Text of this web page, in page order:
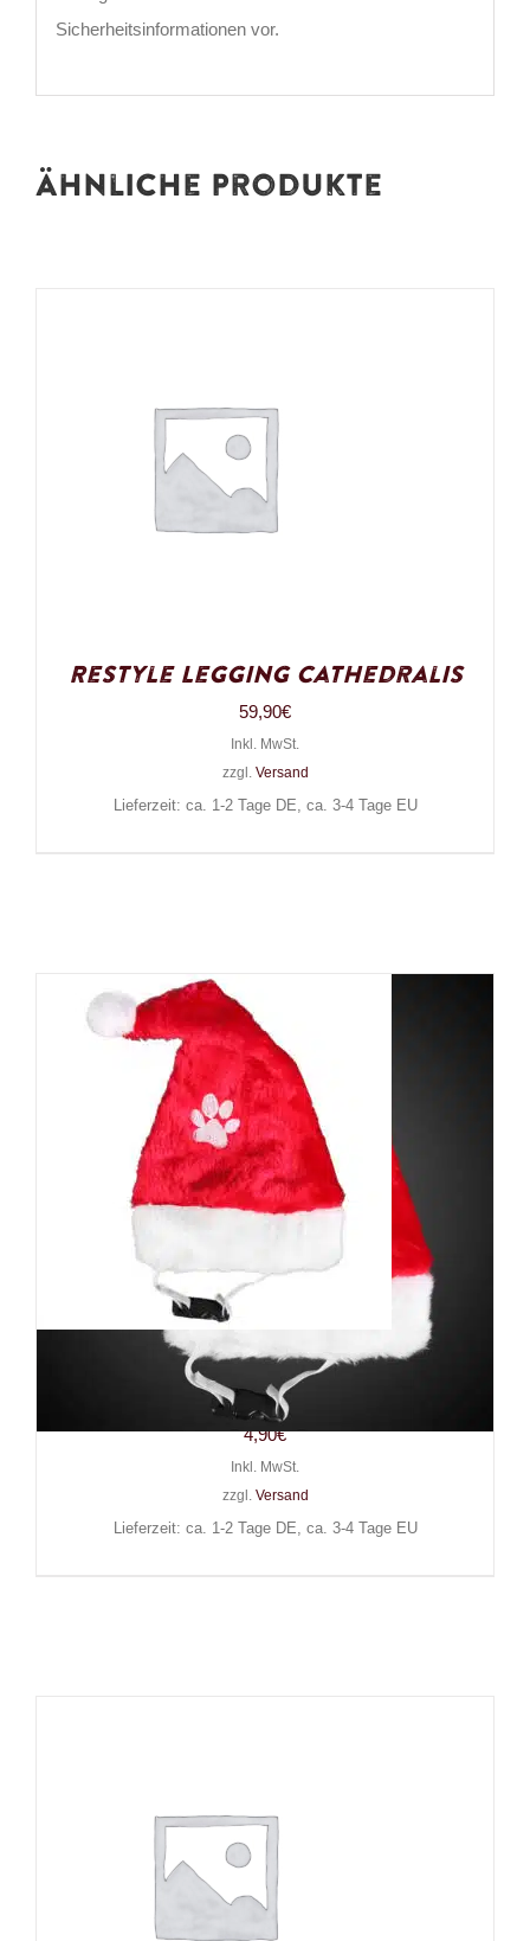
Sicherheitsinformationen vor.
Ähnliche Produkte
Restyle Legging Cathedralis
59,90€
Inkl. MwSt.
zzgl. Versand
Lieferzeit: ca. 1-2 Tage DE, ca. 3-4 Tage EU
Mad Moonshine Mütze Santa
Dog (für Haustiere)
4,90€
Inkl. MwSt.
zzgl. Versand
Lieferzeit: ca. 1-2 Tage DE, ca. 3-4 Tage EU